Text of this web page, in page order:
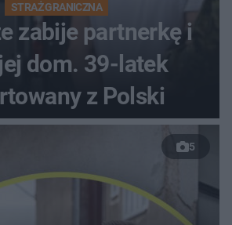
STRAŻ GRANICZNA
zabije partnerkę i
dom. 39-latek
z Polski
5